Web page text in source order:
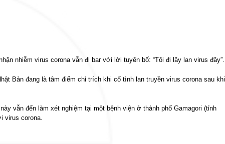
nhiễm virus corona vẫn đi bar với lời tuyên bố: “Tôi đi lây lan virus đây”.
Bản đang là tâm điểm chỉ trích khi cố tình lan truyền virus corona sau khi
vẫn đến làm xét nghiệm tại một bệnh viện ở thành phố Gamagori (tỉnh
virus corona.